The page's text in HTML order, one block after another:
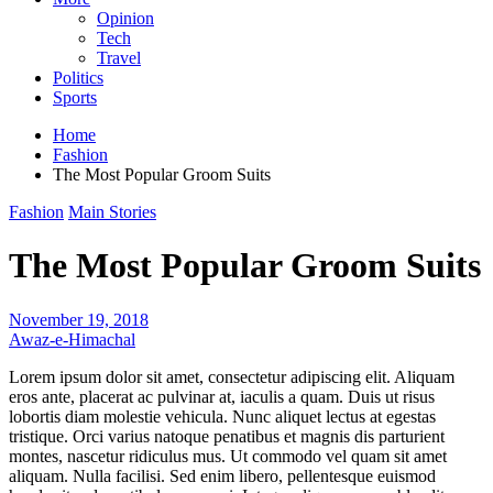
Opinion
Tech
Travel
Politics
Sports
Home
Fashion
The Most Popular Groom Suits
Fashion Main Stories
The Most Popular Groom Suits
November 19, 2018
Awaz-e-Himachal
Lorem ipsum dolor sit amet, consectetur adipiscing elit. Aliquam
eros ante, placerat ac pulvinar at, iaculis a quam. Duis ut risus
lobortis diam molestie vehicula. Nunc aliquet lectus at egestas
tristique. Orci varius natoque penatibus et magnis dis parturient
montes, nascetur ridiculus mus. Ut commodo vel quam sit amet
aliquam. Nulla facilisi. Sed enim libero, pellentesque euismod